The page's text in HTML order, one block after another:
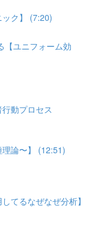
ク】 (7:20)
【ユニフォーム効
行動プロセス
論〜】 (12:51)
てるなぜなぜ分析】